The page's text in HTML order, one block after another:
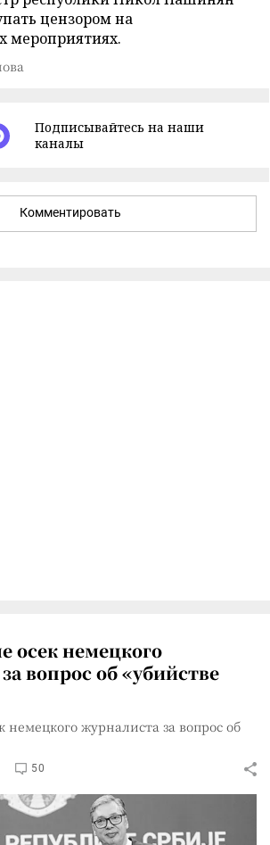
цензором на
мероприятиях.
Подписывайтесь на наши
каналы
Комментировать
осек немецкого
вопрос об «убийстве
немецкого журналиста за вопрос об
50